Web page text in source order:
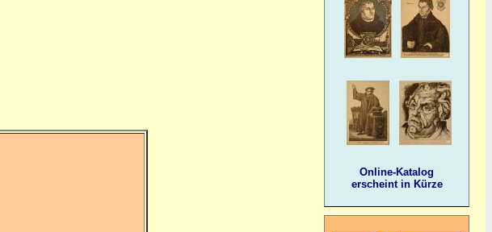
Online-Katalog
erscheint in Kürze